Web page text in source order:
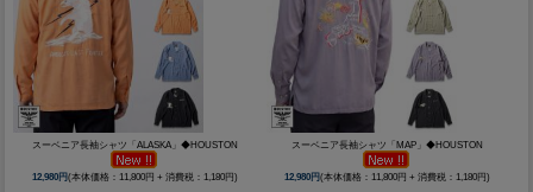
スーベニア長袖シャツ「ALASKA」◆HOUSTON
12,980円(本体価格：11,800円 + 消費税：1,180円)
スーベニア長袖シャツ「MAP」◆HOUSTON
12,980円(本体価格：11,800円 + 消費税：1,180円)